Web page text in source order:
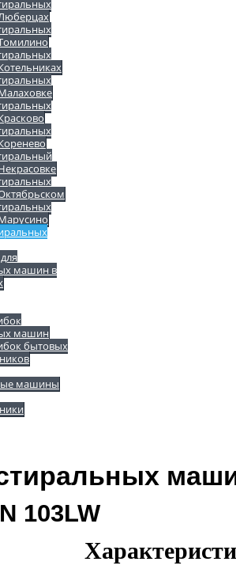
машин в
машин
бытовых
машины
103LW